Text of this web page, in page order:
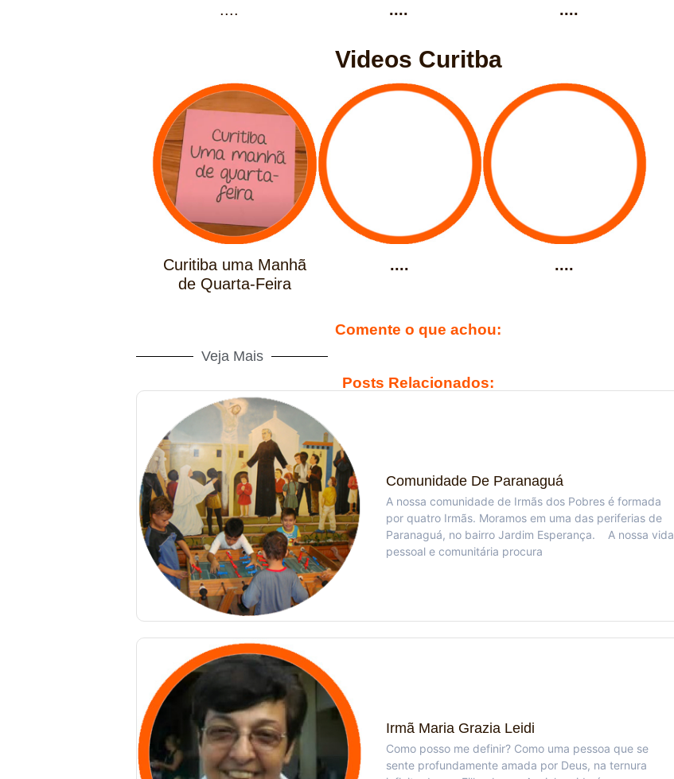
.... .... ....
Videos Curitba
Curitiba uma Manhã
de Quarta-Feira
.... ....
Comente o que achou:
Veja Mais
Posts Relacionados:
Comunidade De Paranaguá
A nossa comunidade de Irmãs dos Pobres é formada
por quatro Irmãs. Moramos em uma das periferias de
Paranaguá, no bairro Jardim Esperança. A nossa vida
pessoal e comunitária procura
Irmã Maria Grazia Leidi
Como posso me definir? Como uma pessoa que se
sente profundamente amada por Deus, na ternura